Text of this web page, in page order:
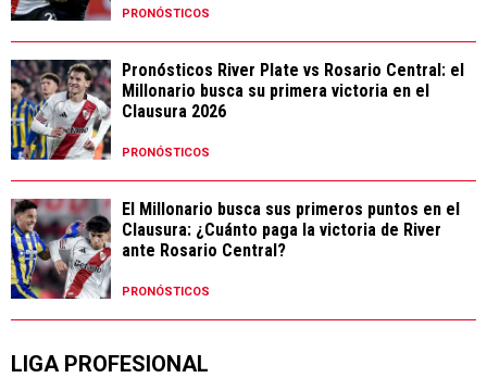
PRONÓSTICOS
Pronósticos River Plate vs Rosario Central: el
Millonario busca su primera victoria en el
Clausura 2026
PRONÓSTICOS
El Millonario busca sus primeros puntos en el
Clausura: ¿Cuánto paga la victoria de River
ante Rosario Central?
PRONÓSTICOS
LIGA PROFESIONAL